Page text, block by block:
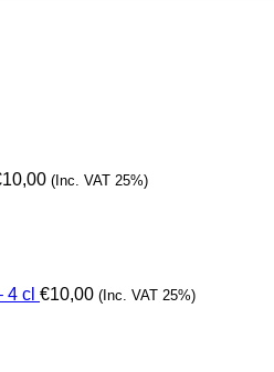
10,00 (Inc. VAT 25%)
4 cl €10,00 (Inc. VAT 25%)